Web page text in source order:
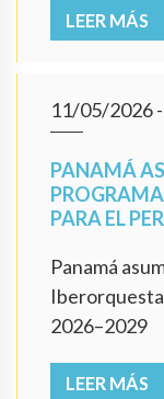
LEER MÁS
11/05/2026
PANAMÁ
PARA EL
Panamá
2026–2029
LEER MÁS